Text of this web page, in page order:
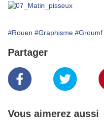
#Rouen #Graphisme #Groumf
Partager
Vous aimerez aussi